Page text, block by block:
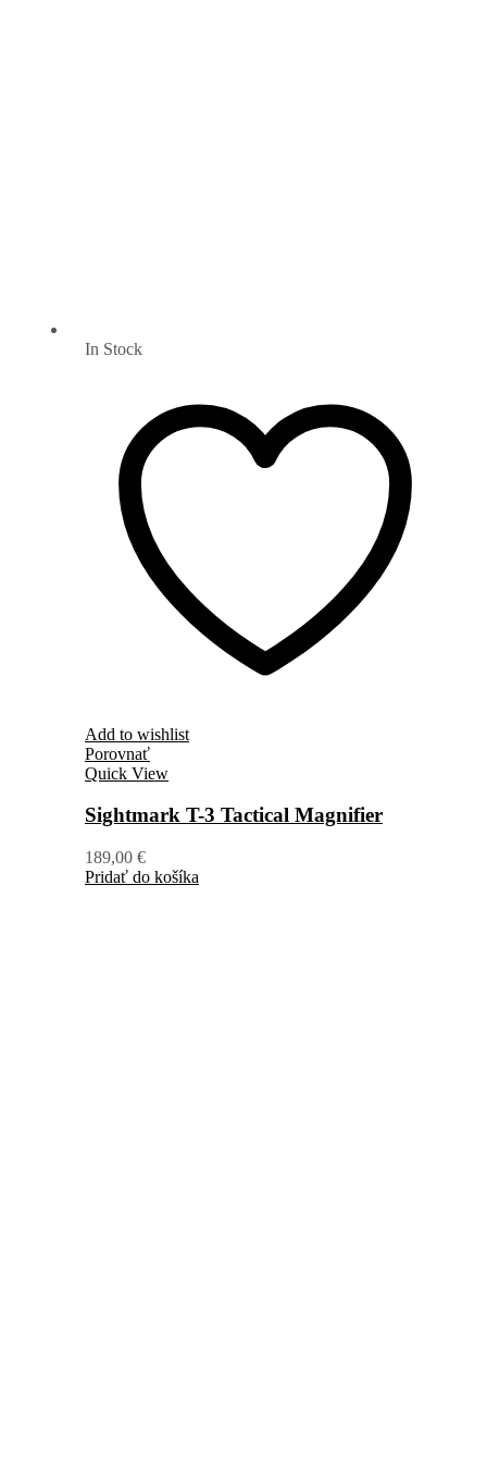
In Stock
Add to wishlist
Porovnať
Quick View
Sightmark T-3 Tactical Magnifier
189,00 €
Pridať do košíka